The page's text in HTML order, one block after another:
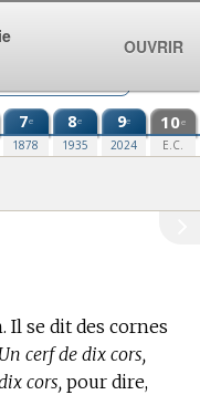
7e
1878
8e
1935
9e
2024
10e
E.C.
Il se dit des cornes
Un cerf de dix cors,
cors,pour dire,
OUVRIR